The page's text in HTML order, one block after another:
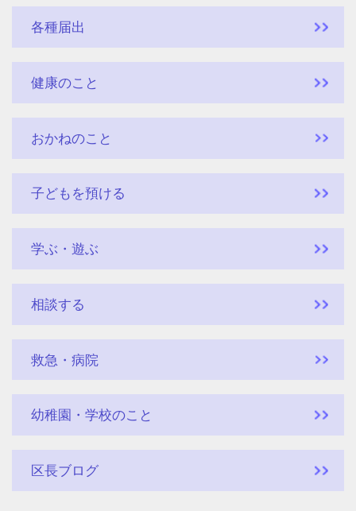
各種届出
健康のこと
おかねのこと
子どもを預ける
学ぶ・遊ぶ
相談する
救急・病院
幼稚園・学校のこと
区長ブログ